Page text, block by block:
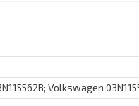
Volkswagen